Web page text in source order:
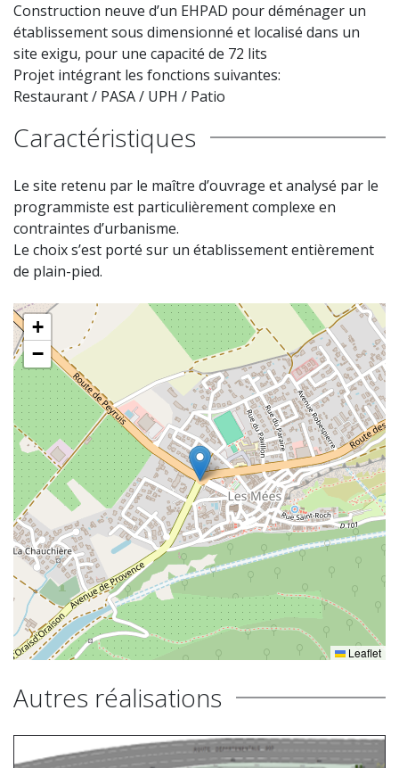
Construction neuve d’un EHPAD pour déménager un
établissement sous dimensionné et localisé dans un
site exigu, pour une capacité de 72 lits
Projet intégrant les fonctions suivantes:
Restaurant / PASA / UPH / Patio
Caractéristiques
Le site retenu par le maître d’ouvrage et analysé par le
programmiste est particulièrement complexe en
contraintes d’urbanisme.
Le choix s’est porté sur un établissement entièrement
de plain-pied.
+
−
Leaflet
Autres réalisations